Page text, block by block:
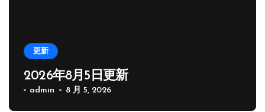
更新
2026年8月5日更新
admin 8 月 5, 2026